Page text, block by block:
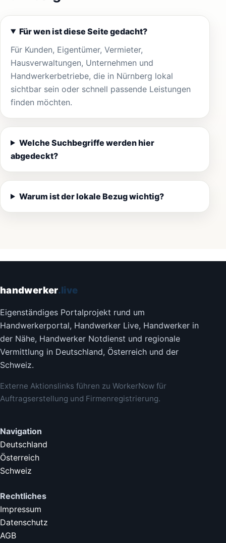
Für wen ist diese Seite gedacht?
Für Kunden, Eigentümer, Vermieter,
Hausverwaltungen, Unternehmen und
Handwerkerbetriebe, die in Nürnberg lokal
sichtbar sein oder schnell passende Leistungen
finden möchten.
Welche Suchbegriffe werden hier
abgedeckt?
Warum ist der lokale Bezug wichtig?
handwerker.live
Eigenständiges Portalprojekt rund um
Handwerkerportal, Handwerker Live, Handwerker in
der Nähe, Handwerker Notdienst und regionale
Vermittlung in Deutschland, Österreich und der
Schweiz.
Externe Aktionslinks führen zu WorkerNow für
Auftragserstellung und Firmenregistrierung.
Navigation
Deutschland
Österreich
Schweiz
Rechtliches
Impressum
Datenschutz
AGB